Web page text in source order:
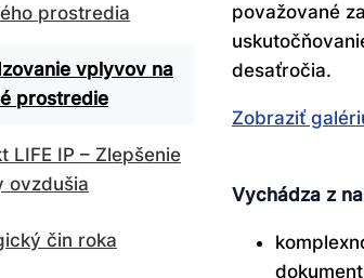
prostredia
vplyvov na
prostredie
LIFE IP – Zlepšenie
ovzdušia
čin roka
považované
desaťročia.
Zobraziť
Vychádza z